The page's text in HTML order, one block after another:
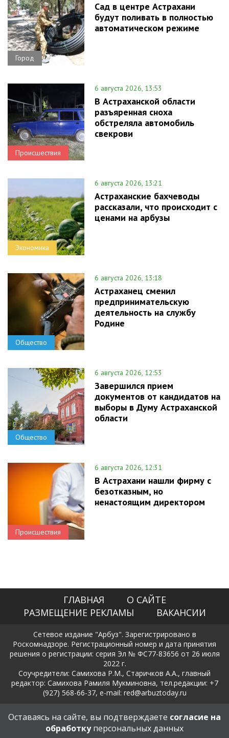
Город
Сад в центре Астрахани
будут поливать в полностью
автоматическом режиме
Происшествия
6 августа 2026, 13:53
В Астраханской области
разъяренная сноха
обстреляла автомобиль
свекрови
Экономика
6 августа 2026, 13:21
Астраханские бахчеводы
рассказали, что происходит с
ценами на арбузы
Общество
6 августа 2026, 13:18
Астраханец сменил
предпринимательскую
деятельность на службу
Родине
Общество
6 августа 2026, 12:53
Завершился прием
документов от кандидатов на
выборы в Думу Астраханской
области
Происшествия
6 августа 2026, 12:31
В Астрахани нашли фирму с
безотказным, но
ненастоящим директором
ГЛАВНАЯ
О САЙТЕ
РАЗМЕЩЕНИЕ РЕКЛАМЫ
ВАКАНСИИ
Сетевое издание "Арбуз". Зарегистрировано в
Роскомнадзоре. Регистрационный номер и дата принятия
решения о регистрации: серия Эл № ФС77-83656 от 26 июля
2022 г.
Соучредители: Самихова Р.М., Старичков А.А., главный
редактор: Самихова Рамиля Мукминовна, тел.редакции: +7
(927) 568-66-37, e-mail: red@arbuztoday.ru
Политика в отношении обработки и защиты персональных
данных
Оставаясь на сайте, вы подтверждаете согласие на
обработкуперсональных данных